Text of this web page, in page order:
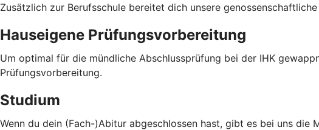
Zusätzlich zur Berufsschule bereitet dich unsere
Hauseigene Prüfungsvorbereitung
Um optimal für die mündliche Abschlussprüfung bei der IHK
Prüfungsvorbereitung.
Studium
Wenn du dein (Fach-)Abitur abgeschlossen hast, gibt es bei uns